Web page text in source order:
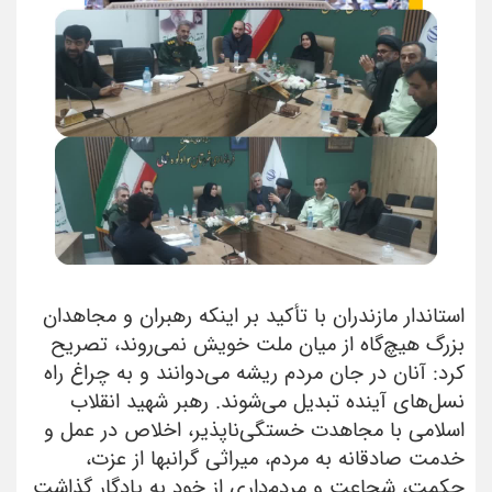
استاندار مازندران با تأکید بر اینکه رهبران و مجاهدان
بزرگ هیچ‌گاه از میان ملت خویش نمی‌روند، تصریح
کرد: آنان در جان مردم ریشه می‌دوانند و به چراغ راه
نسل‌های آینده تبدیل می‌شوند. رهبر شهید انقلاب
اسلامی با مجاهدت خستگی‌ناپذیر، اخلاص در عمل و
خدمت صادقانه به مردم، میراثی گرانبها از عزت،